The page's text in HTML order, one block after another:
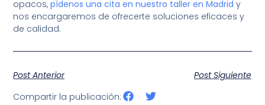
opacos,pídenos una cita en nuestro taller en Madrid y
nos encargaremos de ofrecerte soluciones eficaces y
de calidad.
Post Anterior
Post Siguiente
Compartir la publicación: